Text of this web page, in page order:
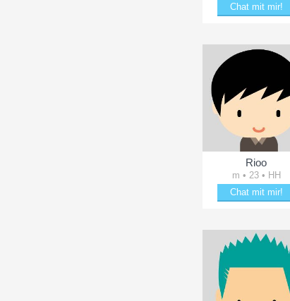
Chat mit mir!
Rioo
m • 23 • HH
Chat mit mir!